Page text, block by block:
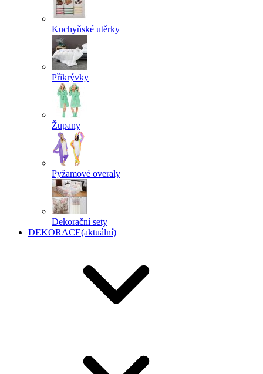
Kuchyňské utěrky
Přikrývky
Župany
Pyžamové overaly
Dekorační sety
DEKORACE(aktuální)